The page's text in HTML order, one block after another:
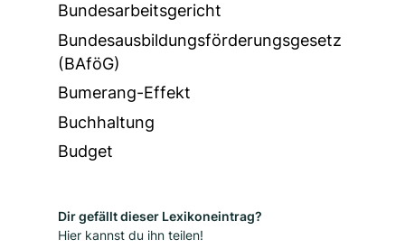
Bundesarbeitsgericht
Bundesausbildungsförderungsgesetz
(BAföG)
Bumerang-Effekt
Buchhaltung
Budget
Dir gefällt dieser Lexikoneintrag?
Hier kannst du ihn teilen!